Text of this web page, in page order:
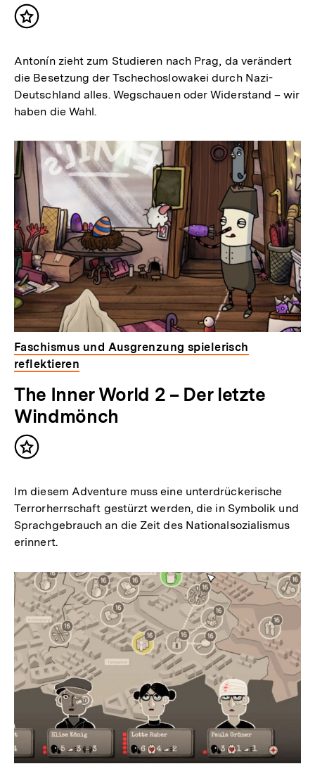
Inhalt
Antonín zieht zum Studieren nach Prag, da verändert
die Besetzung der Tschechoslowakei durch Nazi-
Deutschland alles. Wegschauen oder Widerstand – wir
haben die Wahl.
Faschismus und Ausgrenzung spielerisch
reflektieren
The Inner World 2 – Der letzte
Windmönch
Inhalt
Im diesem Adventure muss eine unterdrückerische
Terrorherrschaft gestürzt werden, die in Symbolik und
Sprachgebrauch an die Zeit des Nationalsozialismus
erinnert.